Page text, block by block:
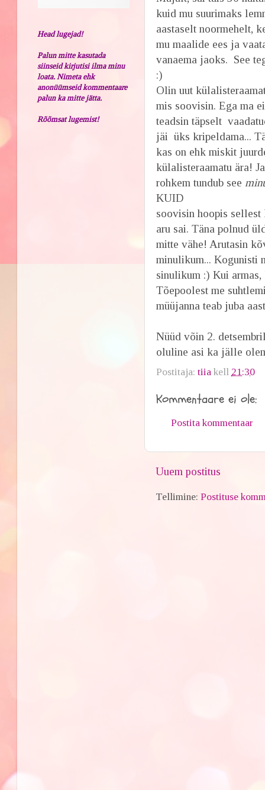
kuid mu suurimaks
aastaselt noormehelt,
mu maalide ees ja
vanaema jaoks. See
:)
Olin uut
mis soovisin. Ega ma
teadsin täpselt
jäi üks kripeldama...
kas on ehk miskit
külalisteraamatu ära!
rohkem tundub see
KUID
soovisin hoopis
aru sai. Täna polnud
mitte vähe! Arutasin
minulikum... Kogunisti
sinulikum :) Kui
Tõepoolest me
müüjanna teab juba
Nüüd võin 2.
oluline asi ka jälle
Postitaja:tiia kell 21:30
Kommentaare ei ole:
Postita kommentaar
Uuem postitus
Tellimine:Postituse
Head lugejad!
Palun mitte kasutada
siinseid kirjutisi ilma minu
loata. Nimeta ehk
anonüümseid kommentaare
palun ka mitte jätta.
Rõõmsat lugemist!